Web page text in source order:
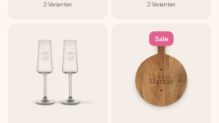
2 Varianten 2 Varianten
Sale